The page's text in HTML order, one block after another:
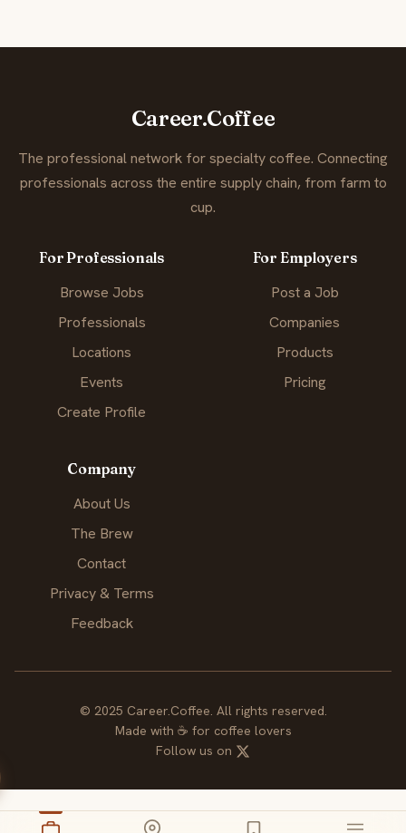
Career.Coffee
The professional network for specialty coffee. Connecting
professionals across the entire supply chain, from farm to
cup.
For Professionals
Browse Jobs
Professionals
Locations
Events
Create Profile
For Employers
Post a Job
Companies
Products
Pricing
Company
About Us
The Brew
Contact
Privacy & Terms
Feedback
© 2025 Career.Coffee. All rights reserved.
Made with ☕ for coffee lovers
Follow us on